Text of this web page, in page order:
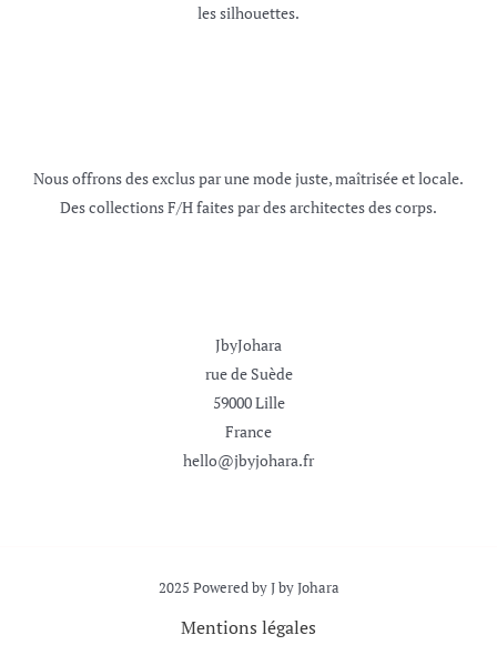
les silhouettes.
Nous offrons des exclus par une mode juste, maîtrisée et locale.
Des collections F/H faites par des architectes des corps.
JbyJohara
rue de Suède
59000 Lille
France
hello@jbyjohara.fr
2025 Powered by J by Johara
Mentions légales